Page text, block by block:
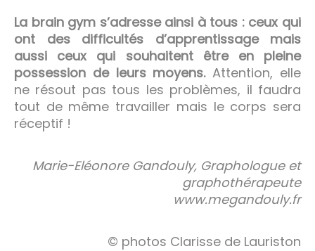
La brain gym s’adresse ainsi à tous : ceux qui
ont des difficultés d’apprentissage mais
aussi ceux qui souhaitent être en pleine
possession de leurs moyens.Attention, elle
ne résout pas tous les problèmes, il faudra
tout de même travailler mais le corps sera
réceptif !
Marie-Eléonore Gandouly, Graphologue et
graphothérapeute
www.megandouly.fr
© photos Clarisse de Lauriston